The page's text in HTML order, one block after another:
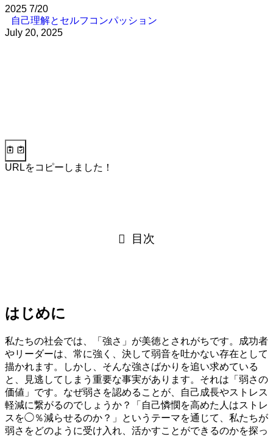
2025 7/20
自己理解とセルフコンパッション
July 20, 2025
URLをコピーしました！
目次
はじめに
私たちの社会では、「強さ」が美徳とされがちです。成功者
やリーダーは、常に強く、決して弱音を吐かない存在として
描かれます。しかし、そんな強さばかりを追い求めている
と、見逃してしまう重要な事実があります。それは「弱さの
価値」です。なぜ弱さを認めることが、自己成長やストレス
軽減に繋がるのでしょうか？「自己憐憫を高めた人はストレ
スを◯％減らせるのか？」というテーマを通じて、私たちが
弱さをどのように受け入れ、活かすことができるのかを探っ